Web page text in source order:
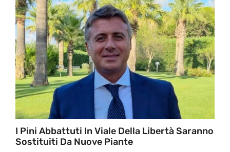
I Pini Abbattuti In Viale Della Libertà Saranno
Sostituiti Da Nuove Piante